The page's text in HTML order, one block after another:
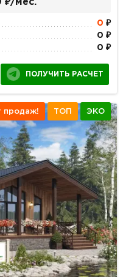
₽/мес.
0 ₽
0 ₽
0 ₽
ПОЛУЧИТЬ РАСЧЕТ
продаж! ТОП ЭКО